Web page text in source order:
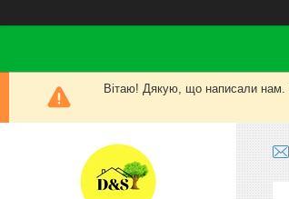
Вітаю! Дякую, що написали нам.